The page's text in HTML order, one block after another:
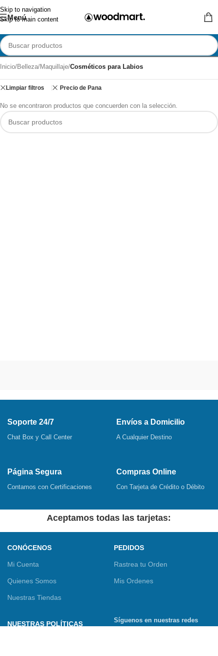
Skip to navigation
Skip to main content
Menú
Inicio/Belleza/Maquillaje/Cosméticos para Labios
Limpiar filtros Precio de Pana
No se encontraron productos que concuerden con la selección.
Soporte 24/7
Chat Box y Call Center
Envíos a Domicilio
A Cualquier Destino
Página Segura
Contamos con Certificaciones
Compras Online
Con Tarjeta de Crédito o Débito
Aceptamos todas las tarjetas:
CONÓCENOS
Mi Cuenta
Quienes Somos
Nuestras Tiendas
PEDIDOS
Rastrea tu Orden
Mis Ordenes
NUESTRAS POLÍTICAS
Síguenos en nuestras redes